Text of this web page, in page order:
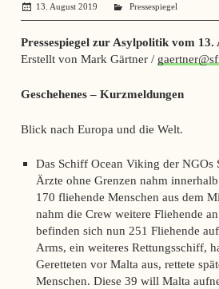
13. August 2019 administrator
Pressespiegel
Pressespiegel zur Asylpolitik vom 13.
Erstellt von Mark Gärtner /
Geschehenes – Kurzmeldungen
Blick nach Europa und die Welt.
Das Schiff Ocean Viking der NGOs
Ärzte ohne Grenzen nahm
170 fliehende Menschen aus dem
nahm die Crew weitere Fliehende
befinden sich nun 251 Fliehende
Arms, ein weiteres Rettungsschiff,
Geretteten vor Malta aus, rettete
Menschen. Diese 39 will Malta